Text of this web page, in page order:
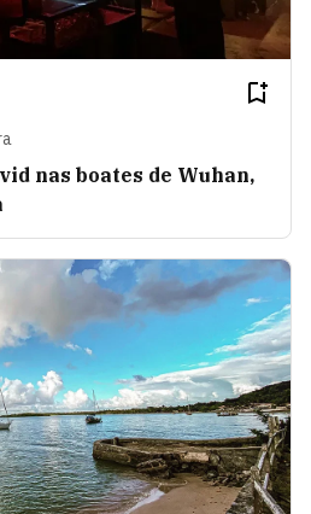
nas boates de Wuhan,